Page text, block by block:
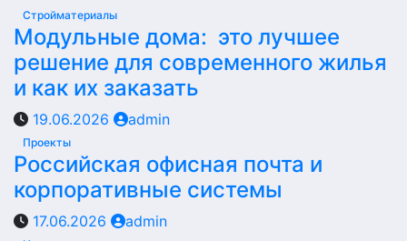
Стройматериалы
Модульные дома: это лучшее
решение для современного жилья
и как их заказать
19.06.2026 admin
Проекты
Российская офисная почта и
корпоративные системы
17.06.2026 admin